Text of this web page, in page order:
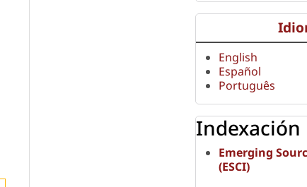
English
Español
Português
Indexación
Emerging
(ESCI)